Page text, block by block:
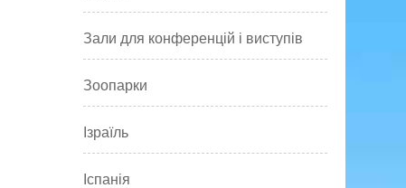
Зали для конференцій і виступів
Зоопарки
Ізраїль
Іспанія